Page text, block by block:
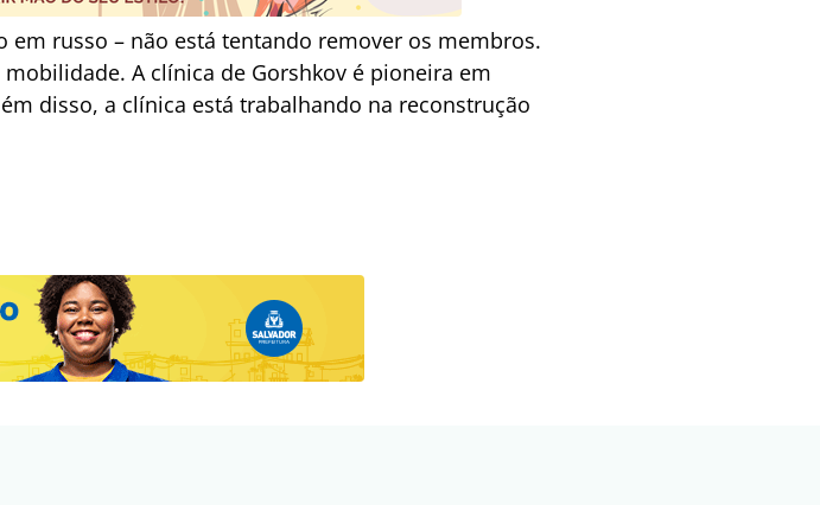
russo – não está tentando remover os membros.
A clínica de Gorshkov é pioneira em
disso, a clínica está trabalhando na reconstrução